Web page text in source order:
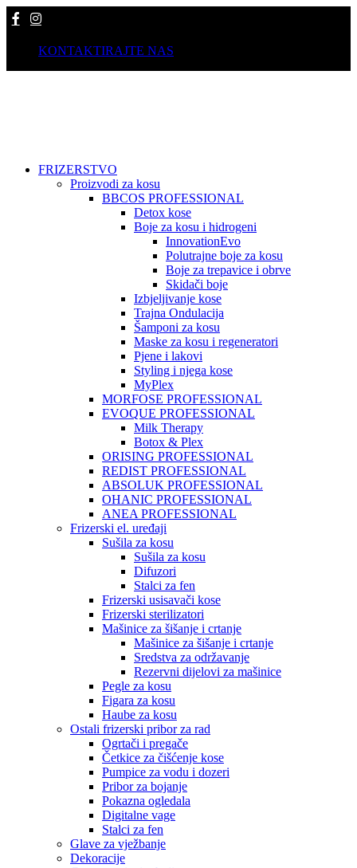
KONTAKTIRAJTE NAS
FRIZERSTVO
Proizvodi za kosu
BBCOS PROFESSIONAL
Detox kose
Boje za kosu i hidrogeni
InnovationEvo
Polutrajne boje za kosu
Boje za trepavice i obrve
Skidači boje
Izbjeljivanje kose
Trajna Ondulacija
Šamponi za kosu
Maske za kosu i regeneratori
Pjene i lakovi
Styling i njega kose
MyPlex
MORFOSE PROFESSIONAL
EVOQUE PROFESSIONAL
Milk Therapy
Botox & Plex
ORISING PROFESSIONAL
REDIST PROFESSIONAL
ABSOLUK PROFESSIONAL
OHANIC PROFESSIONAL
ANEA PROFESSIONAL
Frizerski el. uređaji
Sušila za kosu
Sušila za kosu
Difuzori
Stalci za fen
Frizerski usisavači kose
Frizerski sterilizatori
Mašinice za šišanje i crtanje
Mašinice za šišanje i crtanje
Sredstva za održavanje
Rezervni dijelovi za mašinice
Pegle za kosu
Figara za kosu
Haube za kosu
Ostali frizerski pribor za rad
Ogrtači i pregače
Četkice za čišćenje kose
Pumpice za vodu i dozeri
Pribor za bojanje
Pokazna ogledala
Digitalne vage
Stalci za fen
Glave za vježbanje
Dekoracije